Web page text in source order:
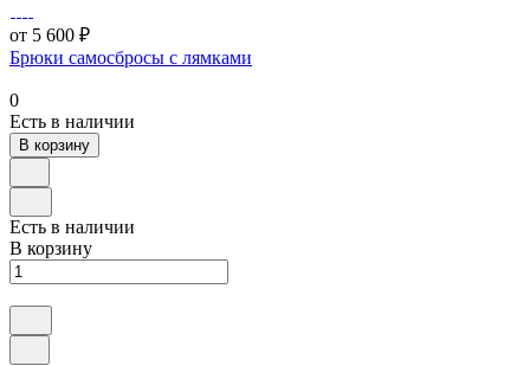
от 5 600 ₽
Брюки самосбросы с лямками
0
Есть в наличии
В корзину
Есть в наличии
В корзину